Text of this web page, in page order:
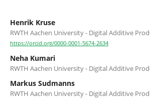
Henrik Kruse
RWTH Aachen University - Digital Additive
https://orcid.org/0000-0001-5674-2634
Neha Kumari
RWTH Aachen University - Digital Additive
Markus Sudmanns
RWTH Aachen University - Digital Additive